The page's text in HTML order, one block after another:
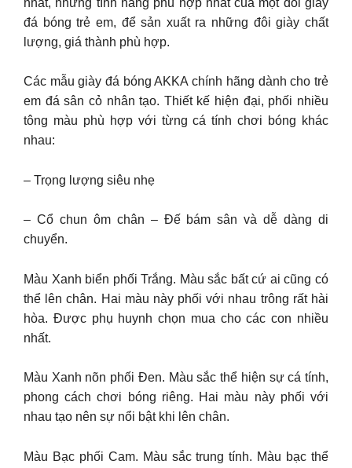
đá bóng trẻ em, để sản xuất ra những đôi giày chất
lượng, giá thành phù hợp.
Các mẫu giày đá bóng AKKA chính hãng dành cho trẻ
em đá sân cỏ nhân tạo. Thiết kế hiện đại, phối nhiều
tông màu phù hợp với từng cá tính chơi bóng khác
nhau:
– Trọng lượng siêu nhẹ
– Cổ chun ôm chân – Đế bám sân và dễ dàng di
chuyển.
Màu Xanh biển phối Trắng. Màu sắc bất cứ ai cũng có
thể lên chân. Hai màu này phối với nhau trông rất hài
hòa. Được phụ huynh chọn mua cho các con nhiều
nhất.
Màu Xanh nõn phối Đen. Màu sắc thể hiện sự cá tính,
phong cách chơi bóng riêng. Hai màu này phối với
nhau tạo nên sự nổi bật khi lên chân.
Màu Bạc phối Cam. Màu sắc trung tính. Màu bạc thể